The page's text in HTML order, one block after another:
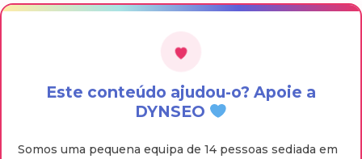
Este conteúdo ajudou-o? Apoie a
DYNSEO
Somos uma pequena equipa de 14 pessoas sediada em